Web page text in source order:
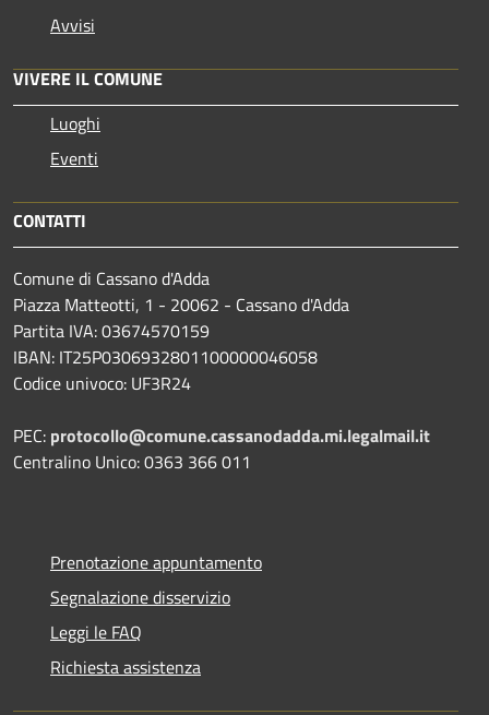
Avvisi
VIVERE IL COMUNE
Luoghi
Eventi
CONTATTI
Comune di Cassano d'Adda
Piazza Matteotti, 1 - 20062 - Cassano d'Adda
Partita IVA: 03674570159
IBAN: IT25P0306932801100000046058
Codice univoco: UF3R24
PEC: protocollo@comune.cassanodadda.mi.legalmail.it
Centralino Unico: 0363 366 011
Prenotazione appuntamento
Segnalazione disservizio
Leggi le FAQ
Richiesta assistenza